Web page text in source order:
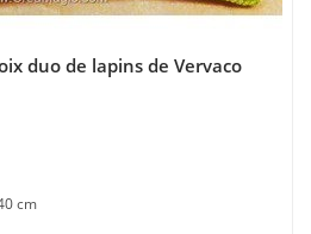
duo de lapins de Vervaco
cm